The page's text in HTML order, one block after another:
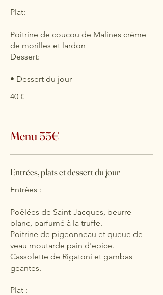
Plat:
Poitrine de coucou de Malines crème
de morilles et lardon
Dessert:
• Dessert du jour
40 €
Menu 55€
Entrées, plats et dessert du jour
Entrées :
Poêlées de Saint-Jacques, beurre
blanc, parfumé à la truffe.
Poitrine de pigeonneau et queue de
veau moutarde pain d'epice.
Cassolette de Rigatoni et gambas
geantes.
Plat :